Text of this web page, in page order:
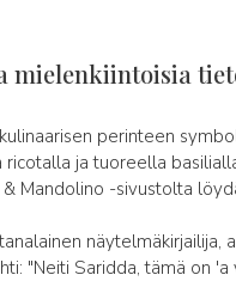
mielenkiintoisia
perinteen
ja tuoreella
Mandolino -sivustolta
"Neiti Saridda, tämä on